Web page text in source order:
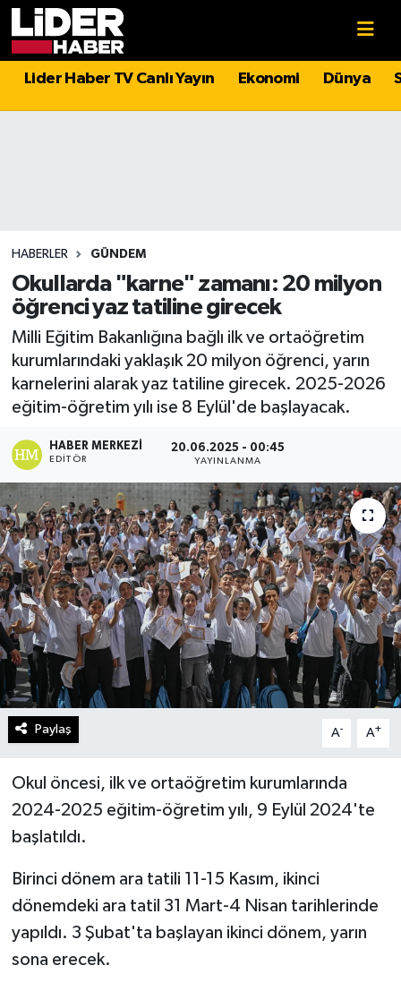
Lider Haber TV Canlı Yayın Ekonomi Dünya
HABERLER GÜNDEM
Okullarda "karne" zamanı: 20 milyon
öğrenci yaz tatiline girecek
Milli Eğitim Bakanlığına bağlı ilk ve ortaöğretim
kurumlarındaki yaklaşık 20 milyon öğrenci, yarın
karnelerini alarak yaz tatiline girecek. 2025-2026
eğitim-öğretim yılı ise 8 Eylül'de başlayacak.
HABER MERKEZI
EDITÖR
20.06.2025 - 00:45
YAYINLANMA
Paylaş A- A+
Okul öncesi, ilk ve ortaöğretim kurumlarında
2024-2025 eğitim-öğretim yılı, 9 Eylül 2024'te
başlatıldı.
Birinci dönem ara tatili 11-15 Kasım, ikinci
dönemdeki ara tatil 31 Mart-4 Nisan tarihlerinde
yapıldı. 3 Şubat'ta başlayan ikinci dönem, yarın
sona erecek.
Politika
Magazin
Spor
Sağlık
Teknoloji
Lider Haber TV Canlı Yayın izle
Hava Durumu
Süper Lig Puan Durumu ve Fikstür
Tüm Manşetler
Son Dakika Haberleri
Haber Arşivi